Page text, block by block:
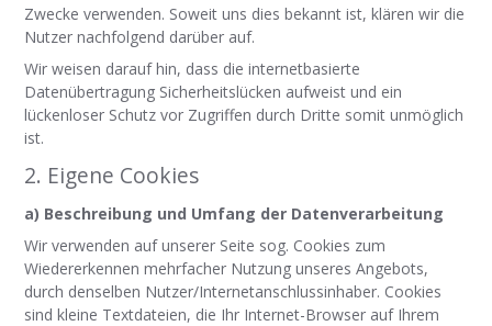
Zwecke verwenden. Soweit uns dies bekannt ist, klären wir die
Nutzer nachfolgend darüber auf.
Wir weisen darauf hin, dass die internetbasierte
Datenübertragung Sicherheitslücken aufweist und ein
lückenloser Schutz vor Zugriffen durch Dritte somit unmöglich
ist.
2. Eigene Cookies
a) Beschreibung und Umfang der Datenverarbeitung
Wir verwenden auf unserer Seite sog. Cookies zum
Wiedererkennen mehrfacher Nutzung unseres Angebots,
durch denselben Nutzer/Internetanschlussinhaber. Cookies
sind kleine Textdateien, die Ihr Internet-Browser auf Ihrem